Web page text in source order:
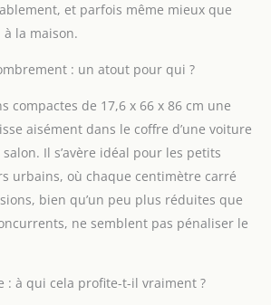
et parfois même mieux que
la maison.
: un atout pour qui ?
compactes de 17,6 x 66 x 86 cm une
aisément dans le coffre d’une voiture
Il s’avère idéal pour les petits
urbains, où chaque centimètre carré
bien qu’un peu plus réduites que
ne semblent pas pénaliser le
: à qui cela profite-t-il vraiment ?